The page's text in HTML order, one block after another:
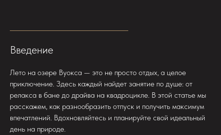
Введение
Лето на озере Вуокса — это не просто отдых, а целое
приключение. Здесь каждый найдет занятие по душе: от
релакса в бане до драйва на квадроцикле. В этой статье мы
расскажем, как разнообразить отпуск и получить максимум
впечатлений. Вдохновляйтесь и планируйте свой идеальный
день на природе.